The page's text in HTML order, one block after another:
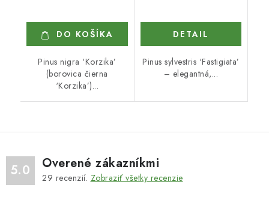
DO KOŠÍKA
Pinus nigra ‘Korzika’
(borovica čierna
‘Korzika’)...
DETAIL
Pinus sylvestris ‘Fastigiata’
– elegantná,...
5.0 Overené zákazníkmi
29 recenzií. Zobraziť všetky recenzie